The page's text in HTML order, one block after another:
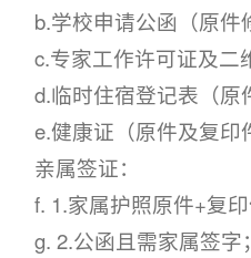
b.学校申请公函（原件
c.专家工作许可证及二
d.临时住宿登记表（原
e.健康证（原件及复印
亲属签证：
f. 1.家属护照原件+复
g. 2.公函且需家属签字；